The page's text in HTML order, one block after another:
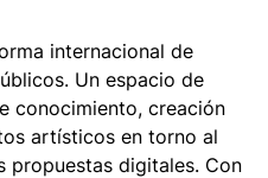
internacional de
Un espacio de
conocimiento, creación
artísticos en torno al
propuestas digitales. Con